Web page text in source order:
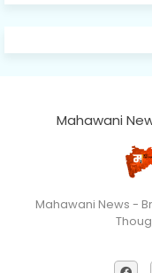
Mahawani
Mahawani News -